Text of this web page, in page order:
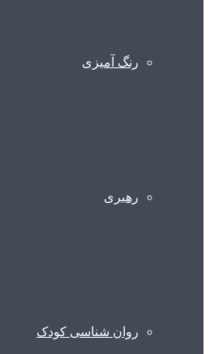
رنگ آمیزی
رهبری
روان شناسی کودک